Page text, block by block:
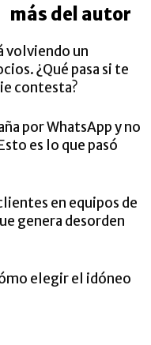
más del autor
volviendo un
¿Qué pasa si te
contesta?
por WhatsApp y no
es lo que pasó
en equipos de
genera desorden
elegir el idóneo